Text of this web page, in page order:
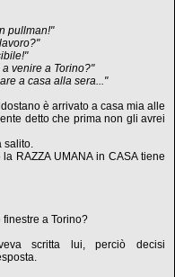
pullman!"
venire a Torino?"
a casa alla sera..."
è arrivato a casa mia alle
detto che prima non gli avrei
salito.
RAZZA UMANA in CASA tiene
a Torino?
scritta lui, perciò decisi